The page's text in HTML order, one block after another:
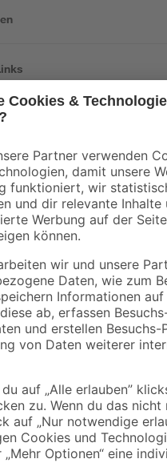
Keine Angebote und Aktionen
Anmeldung
App herunterladen